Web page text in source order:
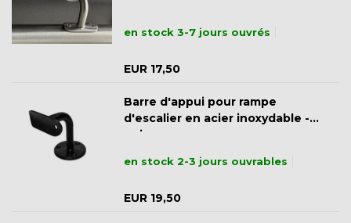
en stock 3-7 jours ouvrés
EUR 17,50
Barre d'appui pour rampe
d'escalier en acier inoxydable -
noir
en stock 2-3 jours ouvrables
EUR 19,50